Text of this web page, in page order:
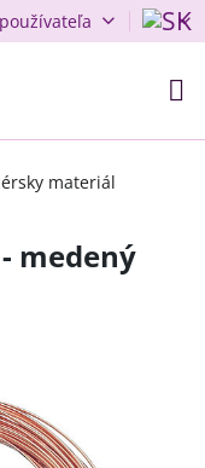
materiál
medený